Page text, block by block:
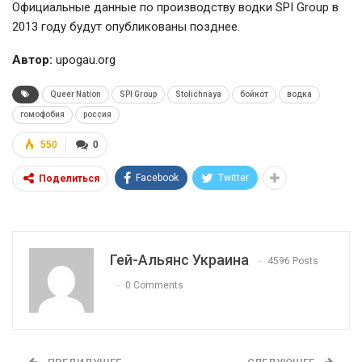
Официальные данные по производству водки SPI Group в
2013 году будут опубликованы позднее.
Автор: upogau.org
Queer Nation SPI Group Stolichnaya бойкот водка
гомофобия россия
0
550
Поделиться Facebook Twitter
Гей-Альянс Украина 4596 Posts
0 Comments